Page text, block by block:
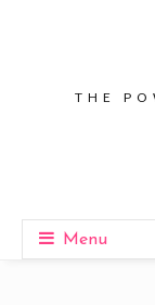
THE
Menu